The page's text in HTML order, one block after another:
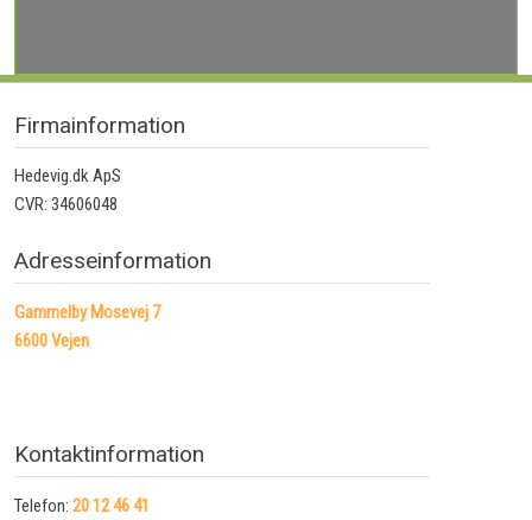
​Firmainformation
Hedevig.dk ApS
CVR: 34606048
Adresseinformation
Gammelby Mosevej 7
6600 Vejen
Kontaktinformation
Telefon: 20 12 46 41